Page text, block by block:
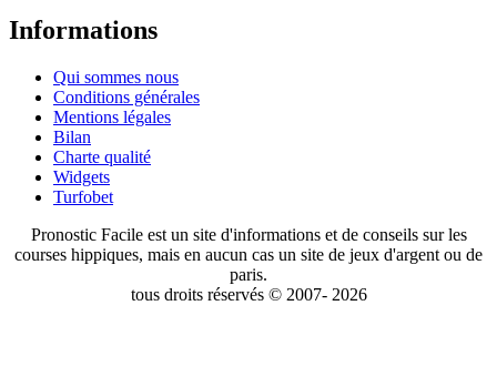
Informations
Qui sommes nous
Conditions générales
Mentions légales
Bilan
Charte qualité
Widgets
Turfobet
Pronostic Facile est un site d'informations et de conseils sur les
courses hippiques, mais en aucun cas un site de jeux d'argent ou de
paris.
tous droits réservés © 2007- 2026